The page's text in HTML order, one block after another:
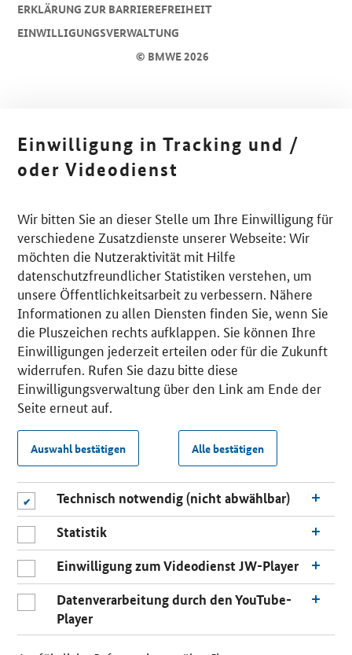
© BMWE 2026
ERKLÄRUNG ZUR BARRIEREFREIHEIT
EINWILLIGUNGSVERWALTUNG
Einwilligung in Tracking und /
oder Videodienst
Wir bitten Sie an dieser Stelle um Ihre Einwilligung für
verschiedene Zusatzdienste unserer Webseite: Wir
möchten die Nutzeraktivität mit Hilfe
datenschutzfreundlicher Statistiken verstehen, um
unsere Öffentlichkeitsarbeit zu verbessern. Nähere
Informationen zu allen Diensten finden Sie, wenn Sie
die Pluszeichen rechts aufklappen. Sie können Ihre
Einwilligungen jederzeit erteilen oder für die Zukunft
widerrufen. Rufen Sie dazu bitte diese
Einwilligungsverwaltung über den Link am Ende der
Seite erneut auf.
Auswahl bestätigen Alle bestätigen
Technisch notwendig (nicht abwählbar)
Statistik
Einwilligung zum Videodienst JW-Player
Datenverarbeitung durch den YouTube-
Player